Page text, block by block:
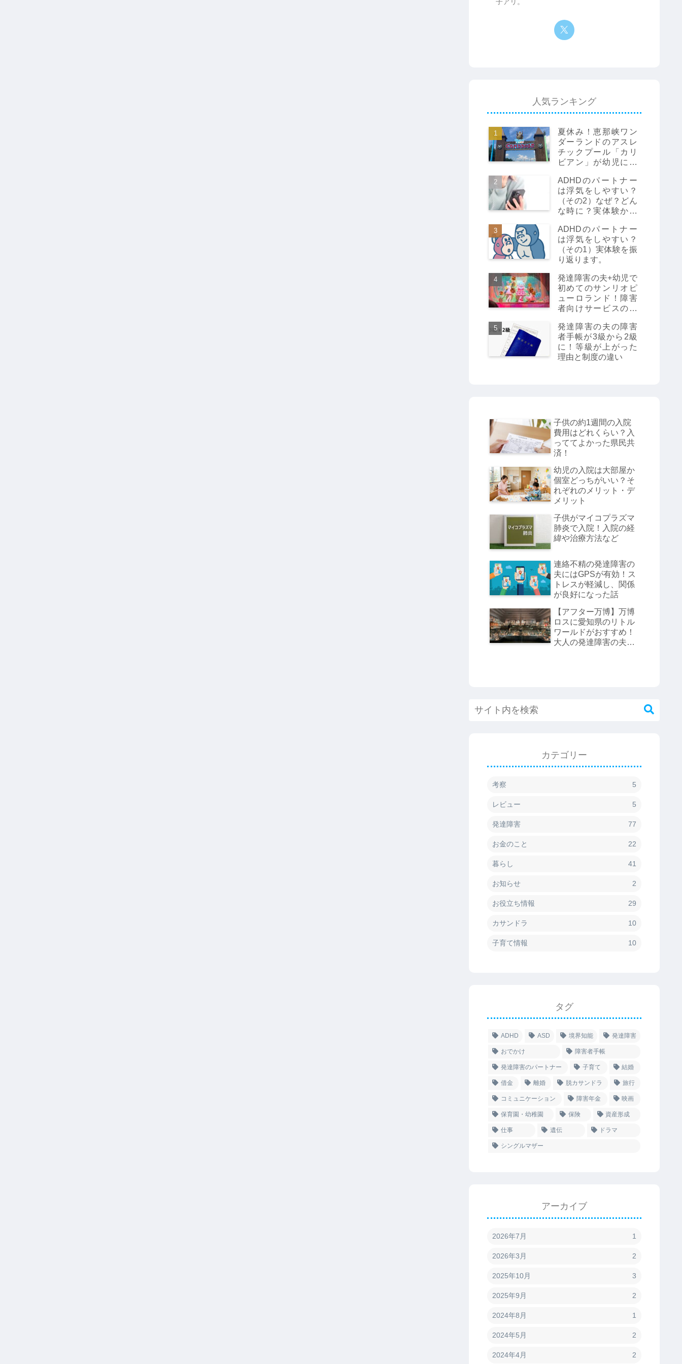
子アリ。
人気ランキング
夏休み！恵那峡ワン
ダーランドのアスレ
チックプール「カリ
ビアン」が幼児にお
ADHDのパートナー
は浮気をしやすい？
（その2）なぜ？どん
な時に？実体験から
ADHDのパートナー
は浮気をしやすい？
（その1）実体験を振
り返ります。
発達障害の夫+幼児で
初めてのサンリオピ
ューロランド！障害
者向けサービスの利
意点・楽しみ方など
をご紹介
発達障害の夫の障害
者手帳が3級から2級
に！等級が上がった
理由と制度の違い
子供の約1週間の入院
費用はどれくらい？入
っててよかった県民共
済！
幼児の入院は大部屋か
個室どっちがいい？そ
れぞれのメリット・デ
メリット
子供がマイコプラズマ
肺炎で入院！入院の経
緯や治療方法など
連絡不精の発達障害の
夫にはGPSが有効！ス
トレスが軽減し、関係
が良好になった話
【アフター万博】万博
ロスに愛知県のリトル
ワールドがおすすめ！
大人の発達障害の夫と
カテゴリー
考察 5
レビュー 5
発達障害 77
お金のこと 22
暮らし 41
お知らせ 2
お役立ち情報 29
カサンドラ 10
子育て情報 10
タグ
ADHD ASD 境界知能 発達障害
おでかけ 障害者手帳
発達障害のパートナー 子育て 結婚
借金 離婚 脱カサンドラ 旅行
コミュニケーション 障害年金 映画
保育園・幼稚園 保険 資産形成
仕事 遺伝 ドラマ
シングルマザー
アーカイブ
2026年7月 1
2026年3月 2
2025年10月 3
2025年9月 2
2024年8月 1
2024年5月 2
2024年4月 2